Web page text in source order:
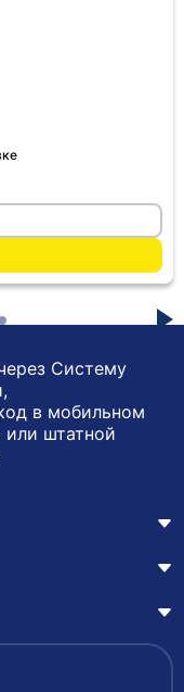
Систему
в мобильном
или штатной